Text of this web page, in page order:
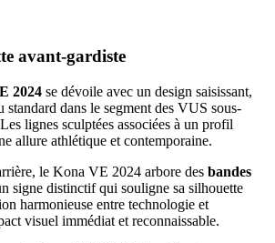
avant-gardiste
2024 se dévoile avec un design saisissant,
standard dans le segment des VUS sous-
lignes sculptées associées à un profil
allure athlétique et contemporaine.
le Kona VE 2024 arbore des bandes
signe distinctif qui souligne sa silhouette
harmonieuse entre technologie et
visuel immédiat et reconnaissable.